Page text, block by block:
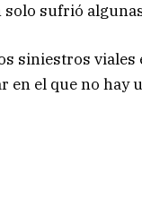
sufrió
siniestros viales
el que no hay